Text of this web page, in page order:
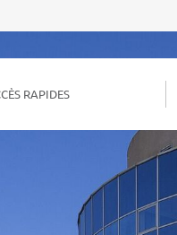
RAPIDES